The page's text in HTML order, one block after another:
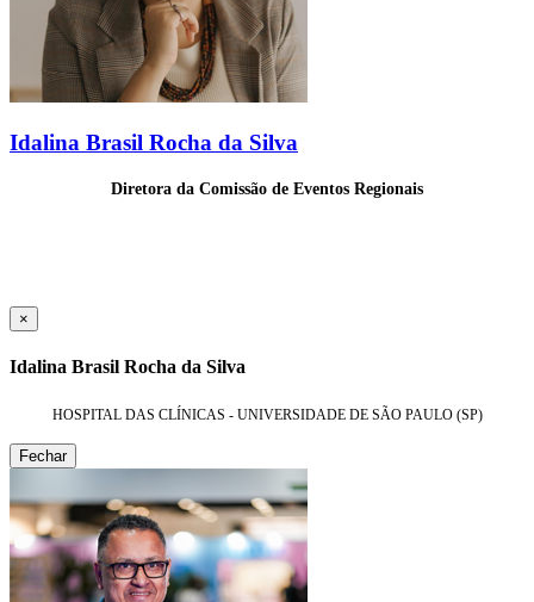
Idalina Brasil Rocha da Silva
Diretora da Comissão de Eventos Regionais
×
Idalina Brasil Rocha da Silva
HOSPITAL DAS CLÍNICAS - UNIVERSIDADE DE SÃO PAULO (SP)
Fechar